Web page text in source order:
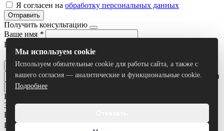
Я согласен на обработку персональных данных
Отправить
Получить консультацию
Ваше имя *
Ваш номер телефона
Я согласен наобработку персональных данных
Отправить
Умный поиск(тестовый режим)
Все результаты
Задать вопрос
Ваше имя
Ваш номер телефона
Мы используем cookie
Используем обязательные cookie для работы сайта, а также с
вашего согласия — аналитические и функциональные cookie.
Подробнее